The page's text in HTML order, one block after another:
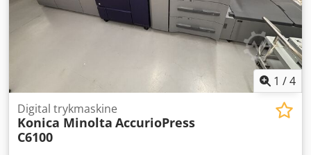
tilbyder det største udvalg af Konica Minolta
produktionskopimaskiner og håndterer leverancer over
hele verden efter anmodning. Du er velkommen til at
1 /4
Digital trykmaskine
Konica Minolta AccurioPress
C6100